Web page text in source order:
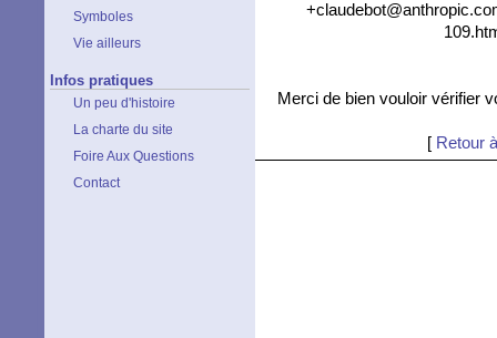
Symboles
Vie ailleurs
Infos pratiques
Un peu d'histoire
La charte du site
Foire Aux Questions
Contact
Merci de bien vouloir vérifier
[ Retour